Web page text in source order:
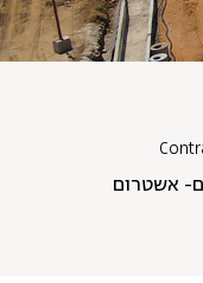
אשטרום